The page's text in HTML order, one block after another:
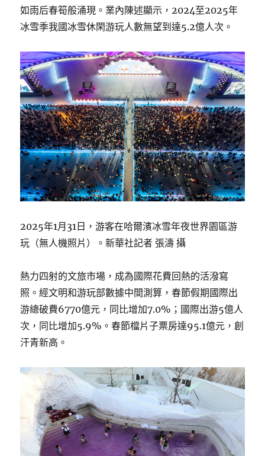
如雨后春筍般涌現。業內陳述顯示，2024至2025年
冰雪季我國冰雪休閑游玩人數無望到達5.2億人次。
2025年1月31日，游客在哈爾濱冰雪年夜世界園區游
玩（無人機照片）。新華社記者 張濤 攝
熱力四射的文旅市場，成為國際花費回熱的活潑寫
照。經文明和游玩部數據中間測算，春節假期國際出
游總破費6770億元，同比增加7.0%；國際出游5億人
次，同比增加5.9%。春節檔片子票房達95.1億元，創
汗青新高。